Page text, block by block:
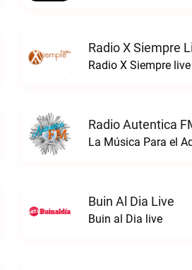
Radio X Siempre
Radio X Siempre live
Radio Autentica
La Música Para el
Buin Al Dia Live
Buin al Dia live